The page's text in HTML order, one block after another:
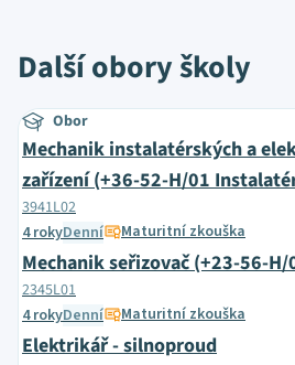
Další obory školy
Obor
Mechanik instalatérských a
zařízení (+36-52-H/01
3941L02
4 rokyDenní Maturitní zkouška
Mechanik seřizovač (+23-56-H/
2345L01
4 rokyDenní Maturitní zkouška
Elektrikář - silnoproud